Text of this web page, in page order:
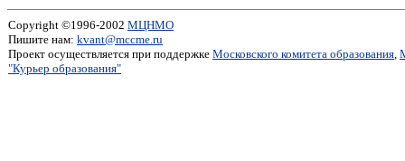
Copyright ©1996-2002 МЦНМО
Пишите нам: kvant@mccme.ru
Проект осуществляется при поддержке Московского комитета образования,
"Курьер образования"